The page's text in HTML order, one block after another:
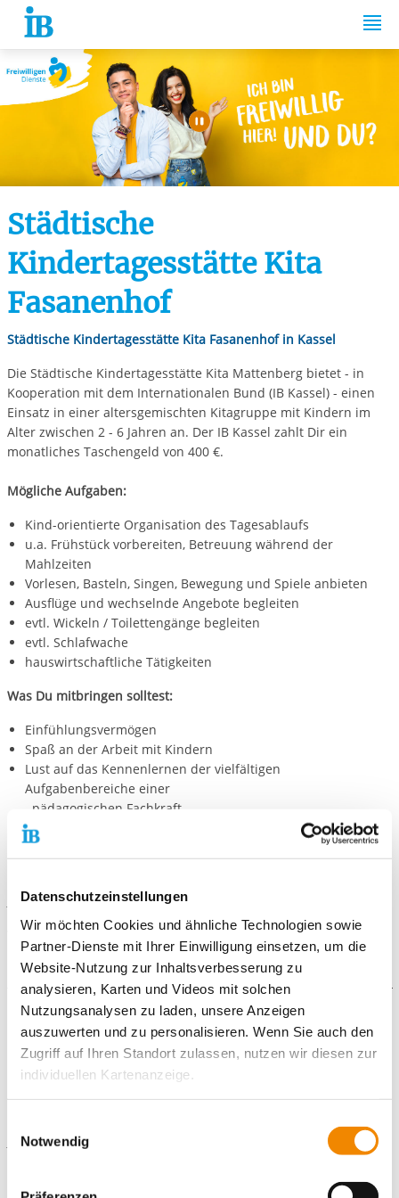
Datenschutzeinstellungen
Wir möchten Cookies und ähnliche Technologien sowie
Partner-Dienste mit Ihrer Einwilligung einsetzen, um die
Website-Nutzung zur Inhaltsverbesserung zu
analysieren, Karten und Videos mit solchen
Nutzungsanalysen zu laden, unsere Anzeigen
auszuwerten und zu personalisieren. Wenn Sie auch den
Zugriff auf Ihren Standort zulassen, nutzen wir diesen zur
individuellen Kartenanzeige.
unsere Partner Daten wie Ihre IP-Adresse und
verarbeiten diese zusammen mit Daten von anderen
Websites. Die Partner erkennen mitunter auch, wenn Sie
Notwendig
Springe zum Inhalt
Automatische
Städtische
Kindertagesstätte Kita
Fasanenhof
Städtische Kindertagesstätte Kita Fasanenhof in Kassel
Die Städtische Kindertagesstätte Kita Mattenberg bietet - in
Kooperation mit dem Internationalen Bund (IB Kassel) - einen
Einsatz in einer altersgemischten Kitagruppe mit Kindern im
Alter zwischen 2 - 6 Jahren an. Der IB Kassel zahlt Dir ein
monatliches Taschengeld von 400 €.
Mögliche Aufgaben:
Kind-orientierte Organisation des Tagesablaufs
u.a. Frühstück vorbereiten, Betreuung während der
Mahlzeiten
Vorlesen, Basteln, Singen, Bewegung und Spiele anbieten
Ausflüge und wechselnde Angebote begleiten
evtl. Wickeln / Toilettengänge begleiten
evtl. Schlafwache
hauswirtschaftliche Tätigkeiten
Was Du mitbringen solltest:
Einfühlungsvermögen
Spaß an der Arbeit mit Kindern
Lust auf das Kennenlernen der vielfältigen
Aufgabenbereiche einer
pädagogischen Fachkraft
Du hast Interesse an einem Freiwilligendienst in dieser oder
einer anderen Kita? Dann melde dich bei uns oder bewirb Dich
https://ib-freiwilligendienste.de/standort/200909/
Wir freuen uns auf dich!
Galerie
E-Mail schreiben
Standort